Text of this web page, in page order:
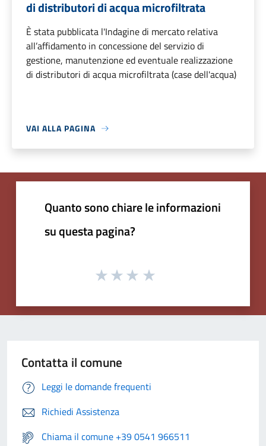
di distributori di acqua microfiltrata
È stata pubblicata l'Indagine di mercato relativa
all’affidamento in concessione del servizio di
gestione, manutenzione ed eventuale realizzazione
di distributori di acqua microfiltrata (case dell'acqua)
VAI ALLA PAGINA
Quanto sono chiare le informazioni
su questa pagina?
Contatta il comune
Leggi le domande frequenti
Richiedi Assistenza
Chiama il comune +39 0541 966511